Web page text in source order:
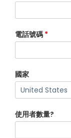
電話號碼 *
國家
使用者數量?